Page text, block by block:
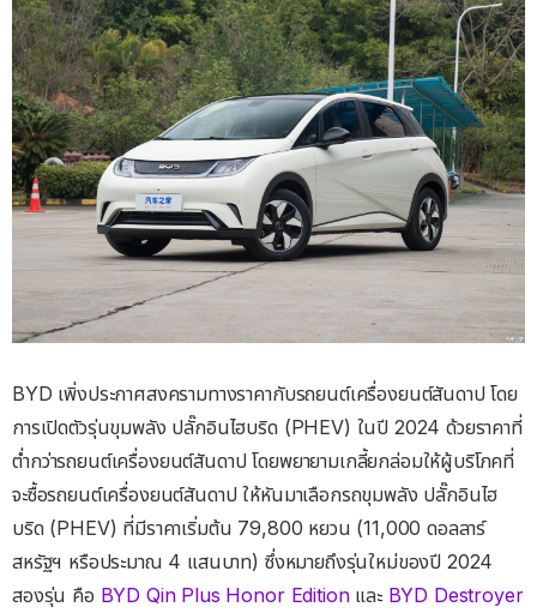
BYD เพิ่งประกาศสงครามทางราคากับรถยนต์เครื่องยนต์สันดาป โดย
การเปิดตัวรุ่นขุมพลัง ปลั๊กอินไฮบริด (PHEV) ในปี 2024 ด้วยราคาที่
ต่ำกว่ารถยนต์เครื่องยนต์สันดาป โดยพยายามเกลี้ยกล่อมให้ผู้บริโภคที่
จะซื้อรถยนต์เครื่องยนต์สันดาป ให้หันมาเลือกรถขุมพลัง ปลั๊กอินไฮ
บริด (PHEV) ที่มีราคาเริ่มต้น 79,800 หยวน (11,000 ดอลลาร์
สหรัฐฯ หรือประมาณ 4 แสนบาท) ซึ่งหมายถึงรุ่นใหม่ของปี 2024
สองรุ่น คือ BYD Qin Plus Honor Editionและ BYD Destroyer